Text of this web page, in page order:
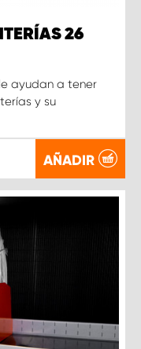
26
ayudan a tener
y su
AÑADIR